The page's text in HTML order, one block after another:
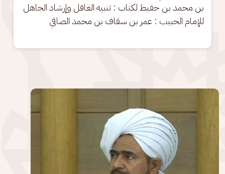
بن محمد بن حفيظ لكتاب : تنبيه الغافل وإرشاد الجاهل
للإمام الحبيب : عمر بن سقاف بن محمد الصافي
الصورة